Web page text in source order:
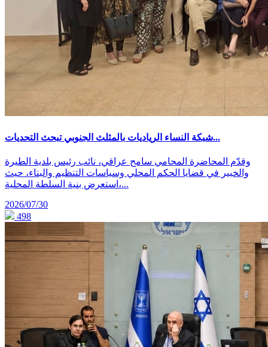
شبكة النساء الرياديات بالمثلث الجنوبي تبحث التحديات...
وقدّم المحاضرة المحامي سامح عراقي، نائب رئيس بلدية الطيرة
والخبير في قضايا الحكم المحلي وسياسات التنظيم والبناء، حيث
استعرض بنية السلطة المحلية،...
2026/07/30
498